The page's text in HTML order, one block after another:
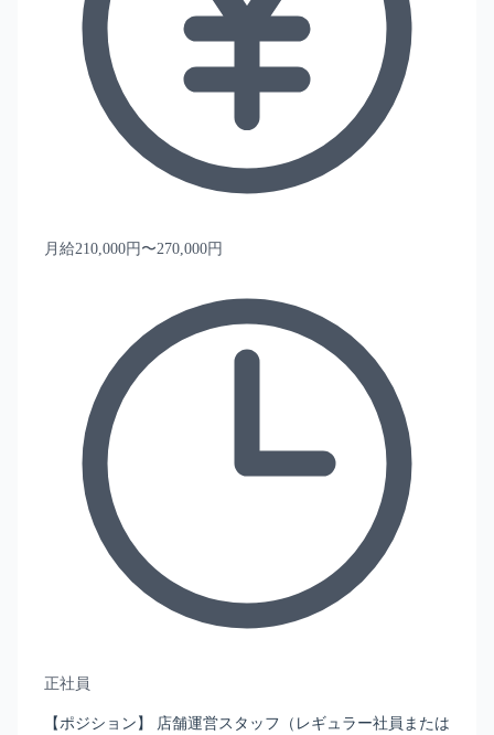
月給210,000円〜270,000円
正社員
【ポジション】 店舗運営スタッフ（レギュラー社員または